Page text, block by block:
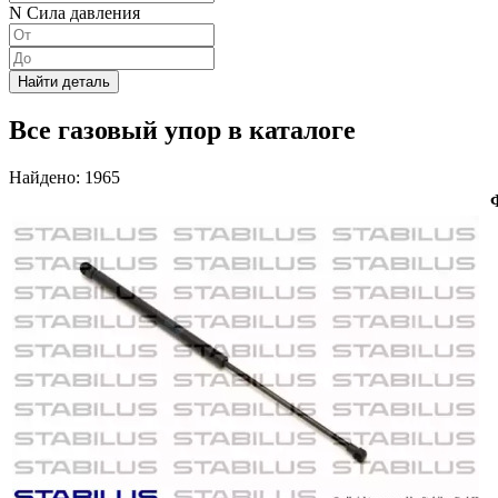
N Сила давления
Найти деталь
Все газовый упор в каталоге
Найдено: 1965